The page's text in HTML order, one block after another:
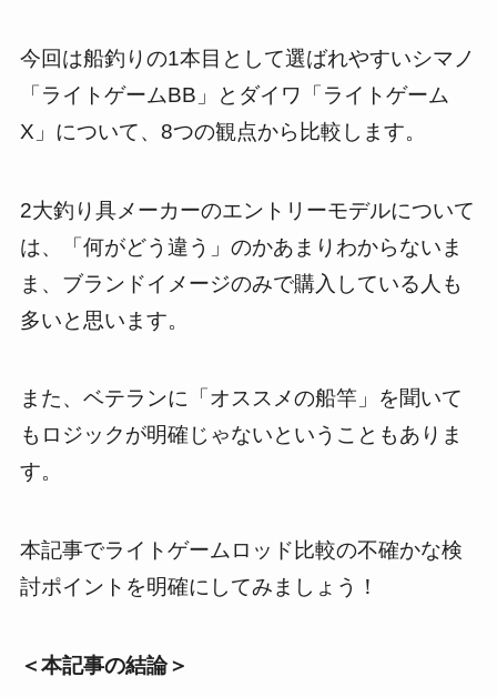
今回は船釣りの1本目として選ばれやすいシマノ
「ライトゲームBB」とダイワ「ライトゲーム
X」について、8つの観点から比較します。
2大釣り具メーカーのエントリーモデルについて
は、「何がどう違う」のかあまりわからないま
ま、ブランドイメージのみで購入している人も
多いと思います。
また、ベテランに「オススメの船竿」を聞いて
もロジックが明確じゃないということもありま
す。
本記事でライトゲームロッド比較の不確かな検
討ポイントを明確にしてみましょう！
＜本記事の結論＞